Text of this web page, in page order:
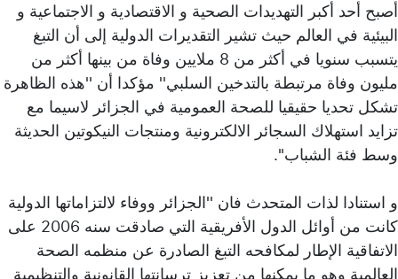
أصبح أحد أكبر التهديدات الصحية و الاقتصادية و الاجتماعية و
البيئية في العالم حيث تشير التقديرات الدولية إلى أن التبغ
يتسبب سنويا في أكثر من 8 ملايين وفاة من بينها أكثر من
مليون وفاة مرتبطة بالتدخين السلبي'' مؤكدا أن ''هذه الظاهرة
تشكل تحديا حقيقيا للصحة العمومية في الجزائر لاسيما مع
تزايد استهلاك السجائر الالكترونية ومنتجات النيكوتين الحديثة
وسط فئة الشباب''.
و استنادا لذات المتحدث فان ''الجزائر ووفاء لالتزاماتها الدولية
كانت من أوائل الدول الأفريقية التي صادقت سنه 2006 على
الاتفاقية الإطار لمكافحه التبغ الصادرة عن منظمه الصحة
العالمية وهو ما يمكنها من تعزيز ترسانتها القانونية والتنظيمية